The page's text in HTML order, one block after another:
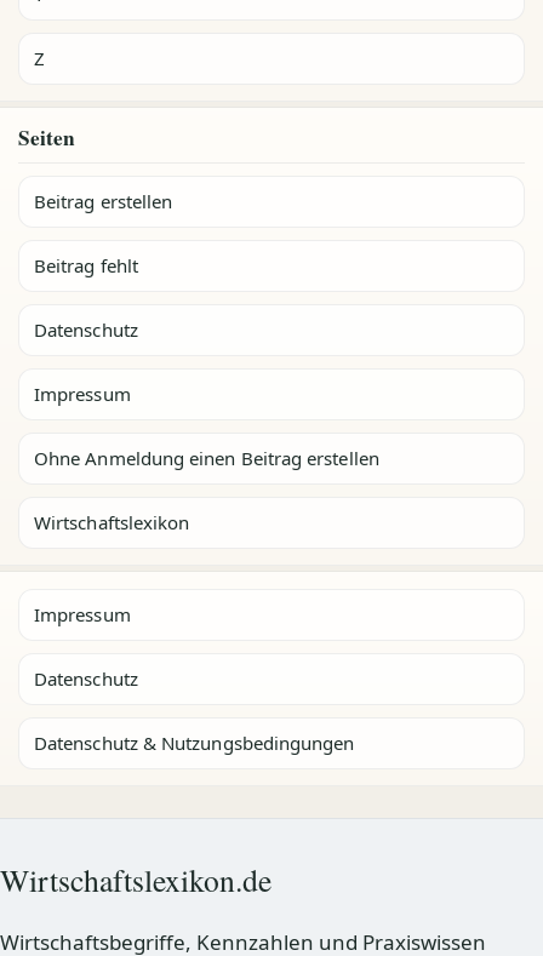
Z
Seiten
Beitrag erstellen
Beitrag fehlt
Datenschutz
Impressum
Ohne Anmeldung einen Beitrag erstellen
Wirtschaftslexikon
Impressum
Datenschutz
Datenschutz & Nutzungsbedingungen
Wirtschaftslexikon.de
Wirtschaftsbegriffe, Kennzahlen und Praxiswissen